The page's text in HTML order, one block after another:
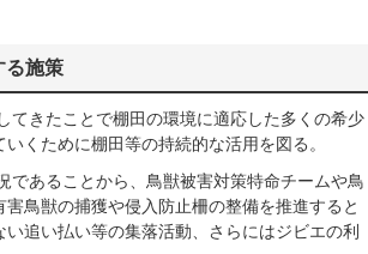
る施策
てきたことで棚田の環境に適応した多くの希少
くために棚田等の持続的な活用を図る。
であることから、鳥獣被害対策特命チームや鳥
鳥獣の捕獲や侵入防止柵の整備を推進すると
追い払い等の集落活動、さらにはジビエの利